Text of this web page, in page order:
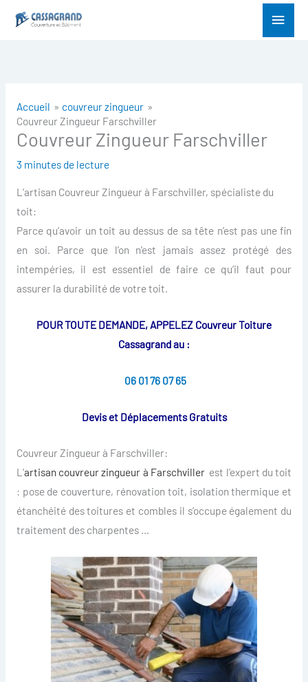
Menu
Accueil
couvreur zingueur
Couvreur Zingueur Farschviller
Couvreur Zingueur Farschviller
3 minutes de lecture
L’artisan Couvreur Zingueur à Farschviller, spécialiste du
toit:
Parce qu’avoir un toit au dessus de sa tête n’est pas une fin
en soi. Parce que l’on n’est jamais assez protégé des
intempéries, il est essentiel de faire ce qu’il faut pour
assurer la durabilité de votre toit.
POUR TOUTE DEMANDE, APPELEZ Couvreur Toiture
Cassagrand au :
06 01 76 07 65
Devis et Déplacements Gratuits
Couvreur Zingueur à Farschviller:
L’artisan couvreur zingueur à Farschviller est l’expert du toit
: pose de couverture, rénovation toit, isolation thermique et
étanchéité des toitures et combles il s’occupe également du
traitement des charpentes …